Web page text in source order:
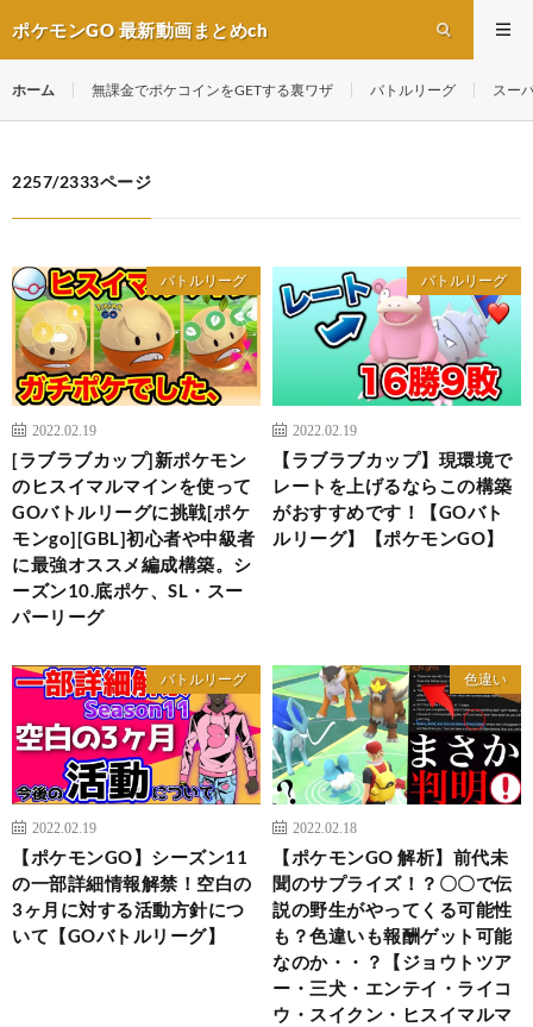
ポケモンGO 最新動画まとめch
ホーム 無課金でポケコインをGETする裏ワザ バトルリーグ スー
2257/2333ページ
バトルリーグ
2022.02.19
[ラブラブカップ]新ポケモン
のヒスイマルマインを使って
GOバトルリーグに挑戦[ポケ
モンgo][GBL]初心者や中級者
に最強オススメ編成構築。シ
ーズン10.底ポケ、SL・スー
パーリーグ
バトルリーグ
2022.02.19
【ラブラブカップ】現環境で
レートを上げるならこの構築
がおすすめです！【GOバト
ルリーグ】【ポケモンGO】
バトルリーグ
2022.02.19
【ポケモンGO】シーズン11
の一部詳細情報解禁！空白の
3ヶ月に対する活動方針につ
いて【GOバトルリーグ】
色違い
2022.02.18
【ポケモンGO 解析】前代未
聞のサプライズ！？〇〇で伝
説の野生がやってくる可能性
も？色違いも報酬ゲット可能
なのか・・？【ジョウトツア
ー・三犬・エンテイ・ライコ
ウ・スイクン・ヒスイマルマ